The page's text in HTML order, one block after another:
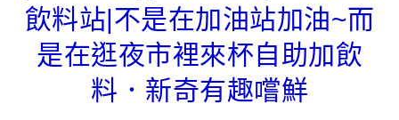
飲料站|不是在加油站加油~而
是在逛夜市裡來杯自助加飲
料．新奇有趣嚐鮮